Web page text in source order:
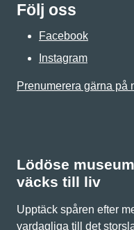
Följ oss
Facebook
Instagram
Prenumerera gärna på
Lödöse
väcks till liv
Upptäck spåren efter
vardagliga till det